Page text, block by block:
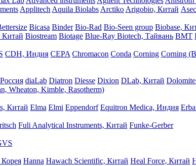
Applitech Aquila Biolabs Arctiko Arigobio, Китай
Bicasa Binder Bio-Rad Bio-Seen group Biobase,
Китай Biostream Biotage Blue-Ray Biotech, Тайвань BMT
CDH, Индия CEPA Chromacon Conda Corning Corning
diaLab Diatron Diesse Dixion DLab, Китай
Wheaton, Kimble, Rasotherm)
Китай Elma Elmi Eppendorf Equitron Medica, Индия
Fuli Analytical Instruments, Китай Funke-Gerber
Hanna Hawach Scientific, Китай Heal Force, Китай